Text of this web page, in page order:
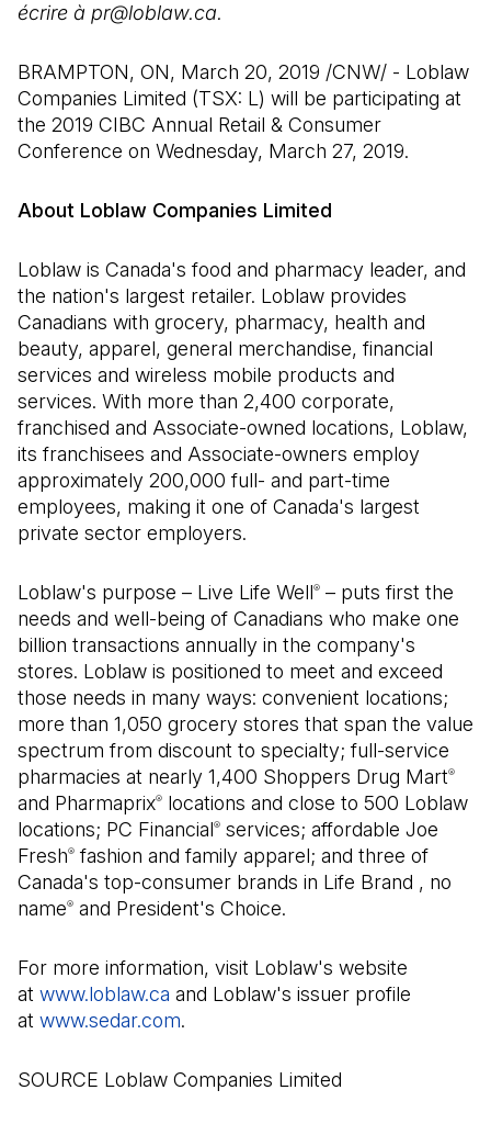
écrire à pr@loblaw.ca.
BRAMPTON, ON, March 20, 2019 /CNW/ - Loblaw
Companies Limited (TSX: L) will be participating at
the 2019 CIBC Annual Retail & Consumer
Conference on Wednesday, March 27, 2019.
About Loblaw Companies Limited
Loblaw is Canada's food and pharmacy leader, and
the nation's largest retailer. Loblaw provides
Canadians with grocery, pharmacy, health and
beauty, apparel, general merchandise, financial
services and wireless mobile products and
services. With more than 2,400 corporate,
franchised and Associate-owned locations, Loblaw,
its franchisees and Associate-owners employ
approximately 200,000 full- and part-time
employees, making it one of Canada's largest
private sector employers.
Loblaw's purpose – Live Life Well® – puts first the
needs and well-being of Canadians who make one
billion transactions annually in the company's
stores. Loblaw is positioned to meet and exceed
those needs in many ways: convenient locations;
more than 1,050 grocery stores that span the value
spectrum from discount to specialty; full-service
pharmacies at nearly 1,400 Shoppers Drug Mart®
and Pharmaprix® locations and close to 500 Loblaw
locations; PC Financial® services; affordable Joe
Fresh® fashion and family apparel; and three of
Canada's top-consumer brands in Life Brand , no
name® and President's Choice.
For more information, visit Loblaw's website
at www.loblaw.ca and Loblaw's issuer profile
at www.sedar.com(Il s'ouvre dans un nouvel onglet)
.
SOURCE Loblaw Companies Limited